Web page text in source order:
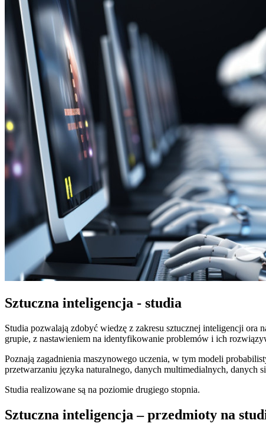
Sztuczna inteligencja - studia
Studia pozwalają zdobyć wiedzę z zakresu sztucznej inteligencji
grupie, z nastawieniem na identyfikowanie problemów i ich
Poznają zagadnienia maszynowego uczenia, w tym modeli
przetwarzaniu języka naturalnego, danych multimedialnych,
Studia realizowane są na poziomie drugiego stopnia.
Sztuczna inteligencja – przedmioty na